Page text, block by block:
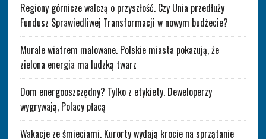
Regiony górnicze walczą o przyszłość. Czy Unia przedłuży
Fundusz Sprawiedliwej Transformacji w nowym budżecie?
Murale wiatrem malowane. Polskie miasta pokazują, że
zielona energia ma ludzką twarz
Dom energooszczędny? Tylko z etykiety. Deweloperzy
wygrywają, Polacy płacą
Wakacje ze śmieciami. Kurorty wydają krocie na sprzątanie